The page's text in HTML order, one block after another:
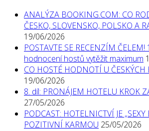
ANALÝZA BOOKING.COM: CO
ČESKO, SLOVENSKO, POLSKO A
19/06/2026
POSTAVTE SE RECENZÍM ČELEM!
hodnocení hostů vytěžit maximum
CO HOSTÉ HODNOTÍ U ČESKÝCH
19/06/2026
8. díl: PRONÁJEM HOTELU KROK
27/05/2026
PODCAST: HOTELNICTVÍ JE „SEXY
POZITIVNÍ KARMOU 25/05/2026